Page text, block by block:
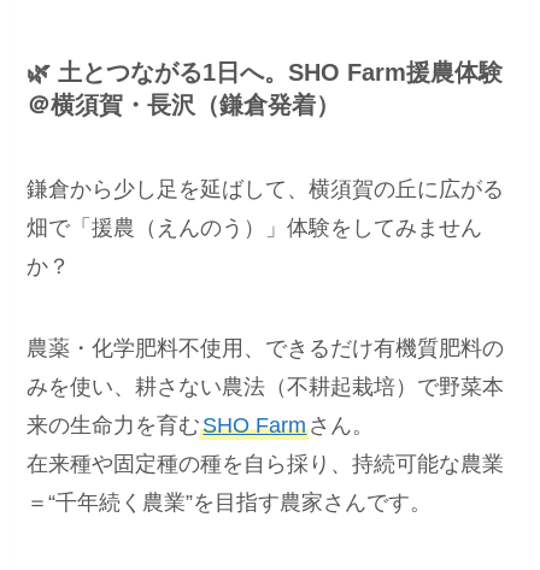
🌿 土とつながる1日へ。SHO Farm援農体験
＠横須賀・長沢（鎌倉発着）
鎌倉から少し足を延ばして、横須賀の丘に広がる
畑で「援農（えんのう）」体験をしてみません
か？
農薬・化学肥料不使用、できるだけ有機質肥料の
みを使い、耕さない農法（不耕起栽培）で野菜本
来の生命力を育むSHO Farmさん。
在来種や固定種の種を自ら採り、持続可能な農業
＝“千年続く農業”を目指す農家さんです。